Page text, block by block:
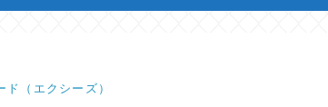
ド（エクシーズ）